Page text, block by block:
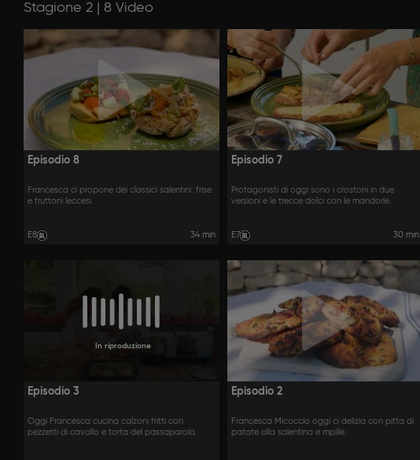
Stagione 2 | 8 Video
Episodio 8
Francesca ci propone dei classici salentini: frise
e fruttoni leccesi.
E8 34 min
Episodio 7
Protagonisti di oggi sono i crostoni in due
versioni e le trecce dolci con le mandorle.
E7 30 min
In riproduzione
Episodio 3
Oggi Francesca cucina calzoni fritti con
pezzetti di cavallo e torta del passaparola.
Episodio 2
Francesca Micoccio oggi ci delizia con pitta di
patate alla salentina e mpille.